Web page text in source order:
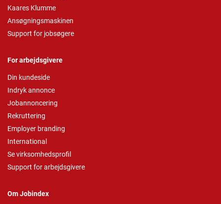
Kaares Klumme
Ansøgningsmaskinen
Support for jobsøgere
For arbejdsgivere
Din kundeside
Indryk annonce
Jobannoncering
Rekruttering
Employer branding
International
Se virksomhedsprofil
Support for arbejdsgivere
Om Jobindex